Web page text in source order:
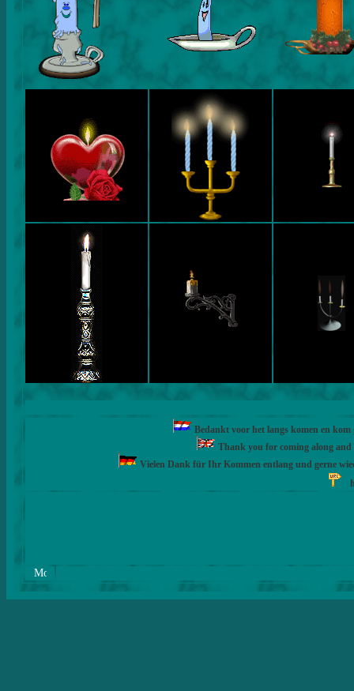
Bedankt voor het langs komen en
Thank you for coming along and
Vielen Dank für Ihr Kommen entlang und gerne